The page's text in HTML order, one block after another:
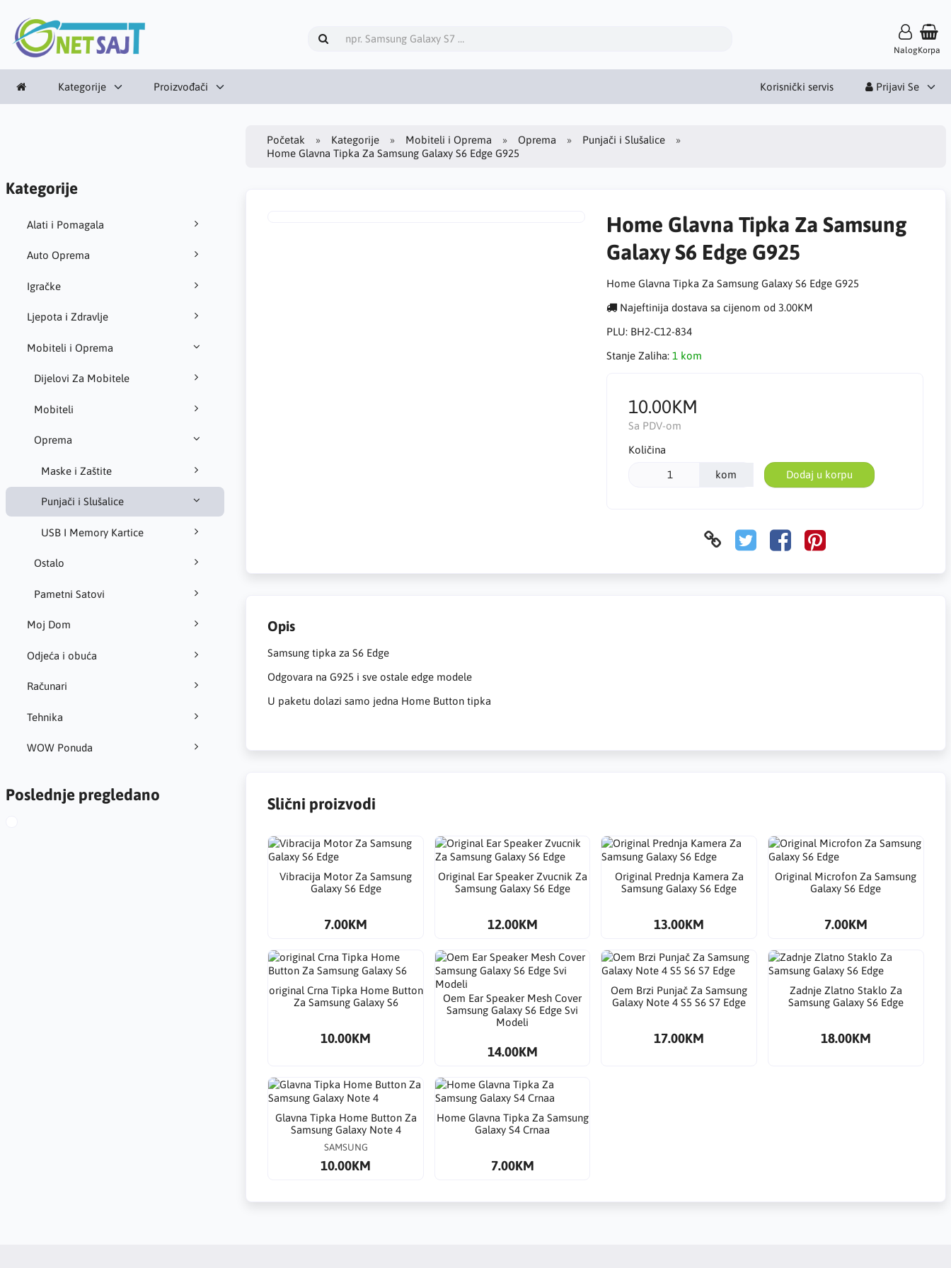
NalogKorpa
Kategorije Proizvođači Korisnički servis Prijavi Se
Kategorije
Alati i Pomagala
Auto Oprema
Igračke
Ljepota i Zdravlje
Mobiteli i Oprema
Dijelovi Za Mobitele
Mobiteli
Oprema
Maske i Zaštite
Punjači i Slušalice
USB I Memory Kartice
Ostalo
Pametni Satovi
Moj Dom
Odjeća i obuća
Računari
Tehnika
WOW Ponuda
Poslednje pregledano
Početak Kategorije Mobiteli i Oprema Oprema
Punjači i Slušalice
Home Glavna Tipka Za Samsung Galaxy S6 Edge G925
Home Glavna Tipka Za Samsung
Galaxy S6 Edge G925
Home Glavna Tipka Za Samsung Galaxy S6 Edge G925
Najeftinija dostava sa cijenom od 3.00KM
PLU: BH2-C12-834
Stanje Zaliha: 1 kom
10.00KM
Sa PDV-om
Količina
kom Dodaj u korpu
Opis
Samsung tipka za S6 Edge
Odgovara na G925 i sve ostale edge modele
U paketu dolazi samo jedna Home Button tipka
Slični proizvodi
Vibracija Motor Za Samsung
Galaxy S6 Edge
7.00KM
Original Ear Speaker Zvucnik Za
Samsung Galaxy S6 Edge
12.00KM
Original Prednja Kamera Za
Samsung Galaxy S6 Edge
13.00KM
Original Microfon Za Samsung
Galaxy S6 Edge
7.00KM
​original Crna Tipka Home Button
Za Samsung Galaxy S6
10.00KM
Oem Ear Speaker Mesh Cover
Samsung Galaxy S6 Edge Svi
Modeli
14.00KM
Oem Brzi Punjač Za Samsung
Galaxy Note 4 S5 S6 S7 Edge
17.00KM
Zadnje Zlatno Staklo Za
Samsung Galaxy S6 Edge
18.00KM
Glavna Tipka Home Button Za
Samsung Galaxy Note 4
SAMSUNG
10.00KM
Home Glavna Tipka Za Samsung
Galaxy S4 Crnaa
7.00KM